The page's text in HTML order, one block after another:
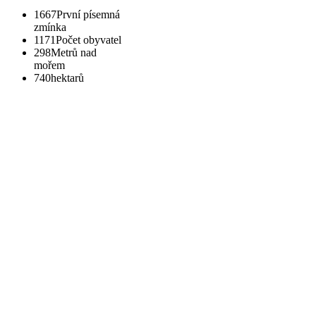
1667První písemná
zmínka
1171Počet obyvatel
298Metrů nad
mořem
740hektarů